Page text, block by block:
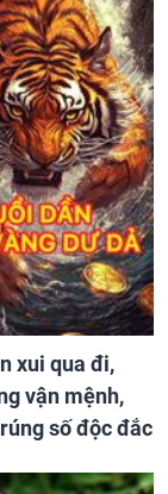
xui qua đi,
vận mệnh,
số độc đắc